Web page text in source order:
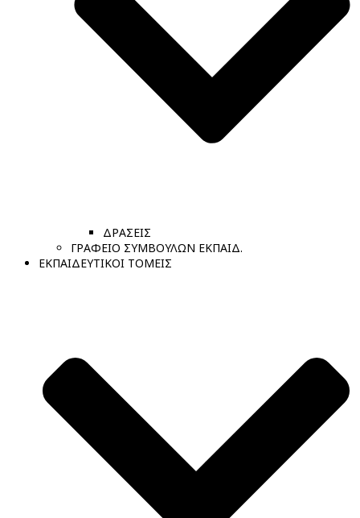
ΔΡΑΣΕΙΣ
ΓΡΑΦΕΙΟ ΣΥΜΒΟΥΛΩΝ ΕΚΠΑΙΔ.
ΕΚΠΑΙΔΕΥΤΙΚΟΙ ΤΟΜΕΙΣ